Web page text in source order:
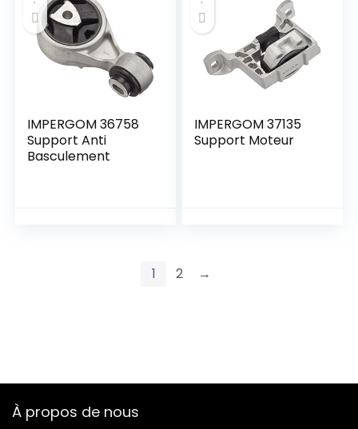
IMPERGOM 36758
Support Anti
Basculement
IMPERGOM 37135
Support Moteur
1 2 →
À propos de nous